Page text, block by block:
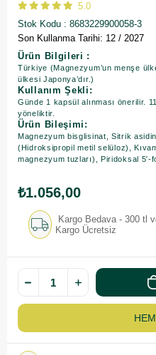
5.0
Stok Kodu
8683229900058-3
Son Kullanma Tarihi: 12 / 2027
Ürün Bilgileri :
Türkiye (Magnezyum’un menşe
ülkesi Japonya’dır.)
Kullanım Şekli:
Günde 1 kapsül alınması önerilir.
yöneliktir.
Ürün Bileşimi:
Magnezyum bisglisinat, Sitrik
(Hidroksipropil metil selüloz),
magnezyum tuzları), Piridoksal 5′-
₺1.056,00
Kargo Bedava - 300 tl
Kargo Ücretsiz